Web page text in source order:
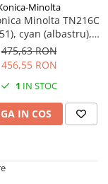
Minolta
Minolta TN216C
cyan (albastru),
26.000 pagini
475,63 RON
456,55 RON
1 IN STOC
IN COS